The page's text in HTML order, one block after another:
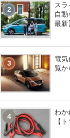
2
ス
自
最新
3
電気
覧か
4
わか
【